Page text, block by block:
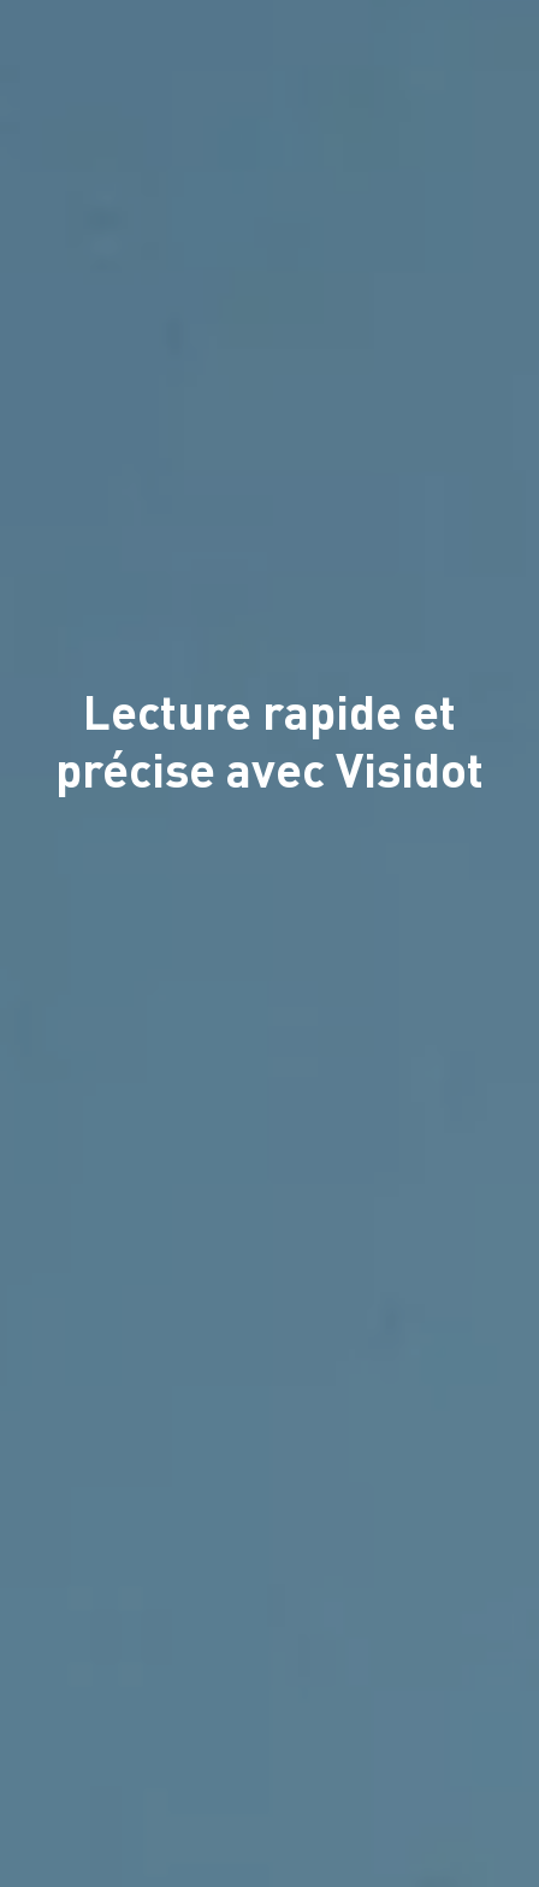
Lecture rapide et
précise avec Visidot